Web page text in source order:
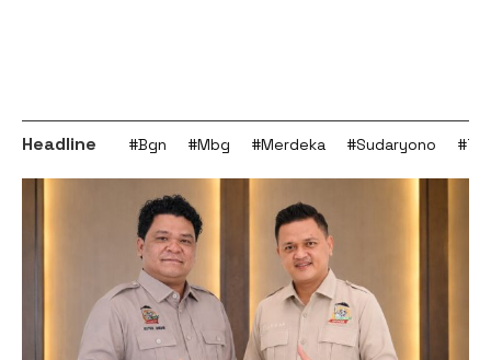
Headline #Bgn #Mbg #Merdeka #Sudaryono